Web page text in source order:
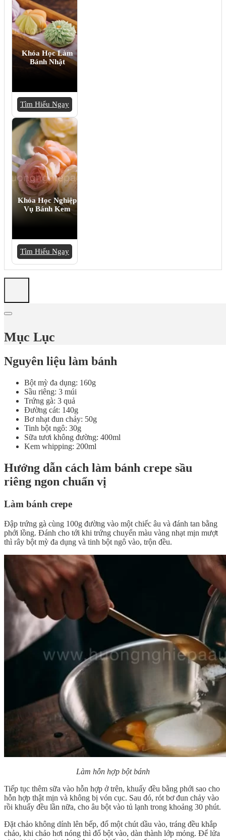
Khóa Học Làm
Bánh Nhật
Tìm Hiểu Ngay
Khóa Học Nghiệp
Vụ Bánh Kem
Tìm Hiểu Ngay
Mục Lục
Nguyên liệu làm bánh
Bột mỳ đa dụng: 160g
Sầu riêng: 3 múi
Trứng gà: 3 quả
Đường cát: 140g
Bơ nhạt đun chảy: 50g
Tinh bột ngô: 30g
Sữa tươi không đường: 400ml
Kem whipping: 200ml
Hướng dẫn cách làm bánh crepe sầu
riêng ngon chuẩn vị
Làm bánh crepe
Đập trứng gà cùng 100g đường vào một chiếc âu và đánh tan bằng
phới lồng. Đánh cho tới khi trứng chuyển màu vàng nhạt mịn mượt
thì rây bột mỳ đa dụng và tinh bột ngô vào, trộn đều.
Làm hỗn hợp bột bánh
Tiếp tục thêm sữa vào hỗn hợp ở trên, khuấy đều bằng phới sao cho
hỗn hợp thật mịn và không bị vón cục. Sau đó, rót bơ đun chảy vào
rồi khuấy đều lần nữa, cho âu bột vào tủ lạnh trong khoảng 30 phút.
Đặt chảo không dính lên bếp, đổ một chút dầu vào, tráng đều khắp
chảo, khi chảo hơi nóng thì đổ bột vào, dàn thành lớp mỏng. Để lửa